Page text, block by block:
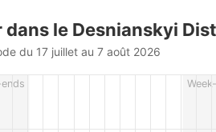
from 7 to 114.
le Desnianskyi
du 17 juillet au 7 août 2026